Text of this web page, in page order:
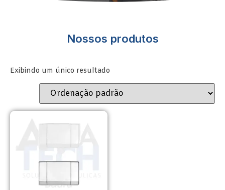
Nossos produtos
Exibindo um único resultado